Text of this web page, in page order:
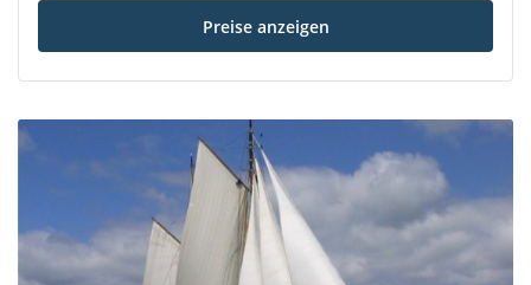
Preise anzeigen